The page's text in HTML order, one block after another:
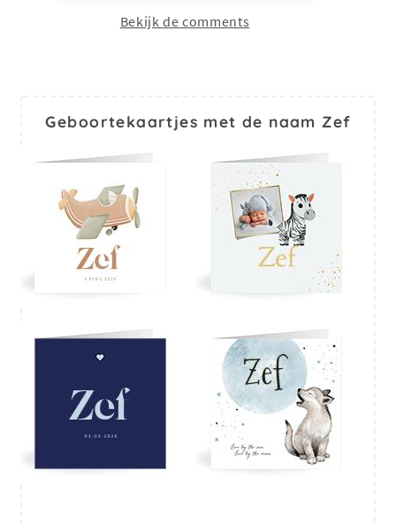
Bekijk de comments
Geboortekaartjes met de naam Zef